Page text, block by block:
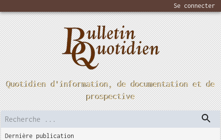
Se connecter
Quotidien d'information, de documentation et de
prospective
Dernière publication